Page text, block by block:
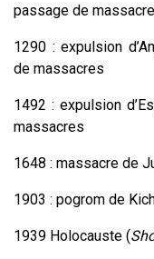
passage de
1290 : expulsion
de massacres
1492 : expulsion
massacres
1648 : massacre de
1903 : pogrom de
1939 Holocauste (